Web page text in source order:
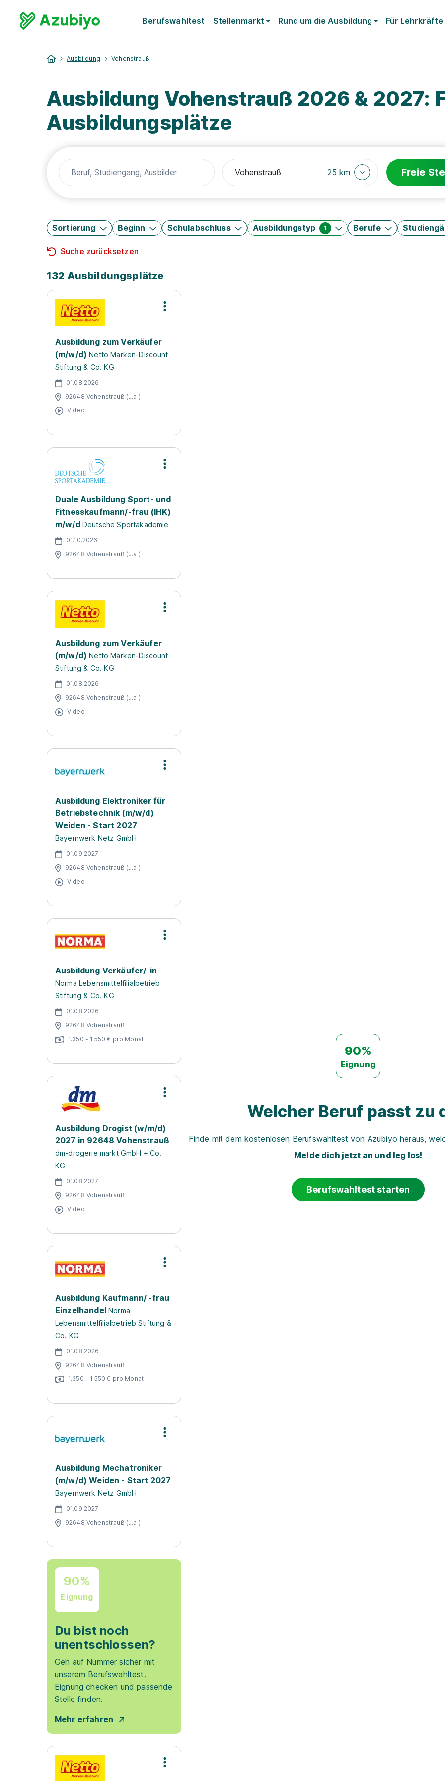
Berufswahltest Stellenmarkt Rund um die Ausbildung Für Lehrkräfte
Ausbildung Vohenstrauß
Ausbildung Vohenstrauß 2026 & 2027:
Ausbildungsplätze
25 km Freie
Sortierung Beginn Schulabschluss Ausbildungstyp 1 Berufe
Suche zurücksetzen
132 Ausbildungsplätze
Ausbildung zum Verkäufer
(m/w/d) Netto Marken-Discount
Stiftung & Co. KG
01.08.2026
92648 Vohenstrauß (u.a.)
Video
Duale Ausbildung Sport- und
Fitnesskaufmann/-frau (IHK)
m/w/d Deutsche Sportakademie
01.10.2026
92648 Vohenstrauß (u.a.)
Ausbildung zum Verkäufer
(m/w/d) Netto Marken-Discount
Stiftung & Co. KG
01.08.2026
92648 Vohenstrauß (u.a.)
Video
Ausbildung Elektroniker für
Betriebstechnik (m/w/d)
Weiden - Start 2027
Bayernwerk Netz GmbH
01.09.2027
92648 Vohenstrauß (u.a.)
Video
Ausbildung Verkäufer/-in
Norma Lebensmittelfilialbetrieb
Stiftung & Co. KG
01.08.2026
92648 Vohenstrauß
1.350 - 1.550 € pro Monat
Ausbildung Drogist (w/m/d)
2027 in 92648 Vohenstrauß
dm-drogerie markt GmbH + Co.
KG
01.08.2027
92648 Vohenstrauß
Video
Ausbildung Kaufmann/ -frau
Einzelhandel Norma
Lebensmittelfilialbetrieb Stiftung &
Co. KG
01.08.2026
92648 Vohenstrauß
1.350 - 1.550 € pro Monat
Ausbildung Mechatroniker
(m/w/d) Weiden - Start 2027
Bayernwerk Netz GmbH
01.09.2027
92648 Vohenstrauß (u.a.)
90%
Eignung
Du bist noch
unentschlossen?
Geh auf Nummer sicher mit
unserem Berufswahltest.
Eignung checken und passende
Stelle finden.
Mehr erfahren
90%
Eignung
Welcher Beruf passt zu
Finde mit dem kostenlosen Berufswahltest von Azubiyo heraus,
Melde dich jetzt an und leg los!
Berufswahltest starten